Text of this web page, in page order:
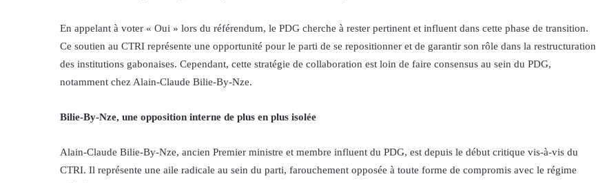
En appelant à voter « Oui » lors du référendum, le PDG cherche à rester pertinent et influent dans cette phase de transition.
Ce soutien au CTRI représente une opportunité pour le parti de se repositionner et de garantir son rôle dans la restructuration
des institutions gabonaises. Cependant, cette stratégie de collaboration est loin de faire consensus au sein du PDG,
notamment chez Alain-Claude Bilie-By-Nze.
Bilie-By-Nze, une opposition interne de plus en plus isolée
Alain-Claude Bilie-By-Nze, ancien Premier ministre et membre influent du PDG, est depuis le début critique vis-à-vis du
CTRI. Il représente une aile radicale au sein du parti, farouchement opposée à toute forme de compromis avec le régime